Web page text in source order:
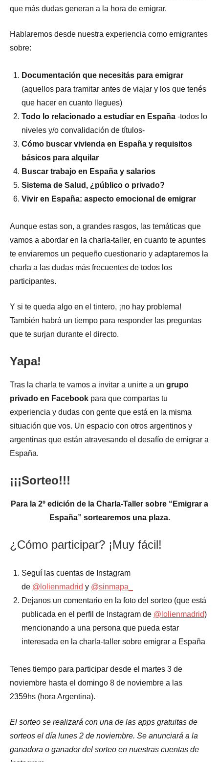
que más dudas generan a la hora de emigrar.
Hablaremos desde nuestra experiencia como emigrantes
sobre:
Documentación que necesitás para emigrar
(aquellos para tramitar antes de viajar y los que tenés
que hacer en cuanto llegues)
Todo lo relacionado a estudiar en España -todos lo
niveles y/o convalidación de títulos-
Cómo buscar vivienda en España y requisitos
básicos para alquilar
Buscar trabajo en España y salarios
Sistema de Salud, ¿público o privado?
Vivir en España: aspecto emocional de emigrar
Aunque estas son, a grandes rasgos, las temáticas que
vamos a abordar en la charla-taller, en cuanto te apuntes
te enviaremos un pequeño cuestionario y adaptaremos la
charla a las dudas más frecuentes de todos los
participantes.
Y si te queda algo en el tintero, ¡no hay problema!
También habrá un tiempo para responder las preguntas
que te surjan durante el directo.
Yapa!
Tras la charla te vamos a invitar a unirte a un grupo
privado en Facebook para que compartas tu
experiencia y dudas con gente que está en la misma
situación que vos. Un espacio con otros argentinos y
argentinas que están atravesando el desafío de emigrar a
España.
¡¡¡Sorteo!!!
Para la 2º edición de la Charla-Taller sobre “Emigrar a
España” sortearemos una plaza.
¿Cómo participar? ¡Muy fácil!
Seguí las cuentas de Instagram
de @lolienmadrid y @sinmapa_
Dejanos un comentario en la foto del sorteo (que está
publicada en el perfil de Instagram de @lolienmadrid)
mencionando a una persona que pueda estar
interesada en la charla-taller sobre emigrar a España
Tenes tiempo para participar desde el martes 3 de
noviembre hasta el domingo 8 de noviembre a las
2359hs (hora Argentina).
El sorteo se realizará con una de las apps gratuitas de
sorteos el día lunes 2 de noviembre. Se anunciará a la
ganadora o ganador del sorteo en nuestras cuentas de